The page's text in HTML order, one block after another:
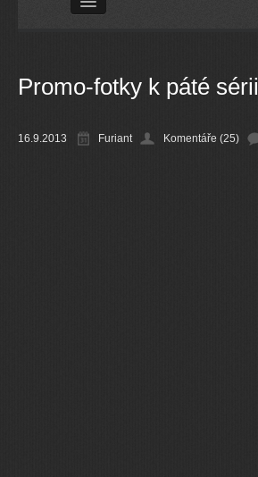
Knihy
Promo-fotky k páté sérii
16.9.2013 Furiant Komentáře (25)